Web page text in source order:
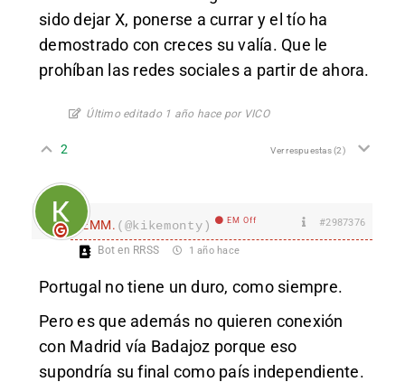
sido dejar X, ponerse a currar y el tío ha
demostrado con creces su valía. Que le
prohíban las redes sociales a partir de ahora.
Último editado 1 año hace por VICO
2 Ver respuestas(2)
EMM. (@kikemonty) EM Off #2987376
Bot en RRSS 1 año hace
Portugal no tiene un duro, como siempre.
Pero es que además no quieren conexión
con Madrid vía Badajoz porque eso
supondría su final como país independiente.